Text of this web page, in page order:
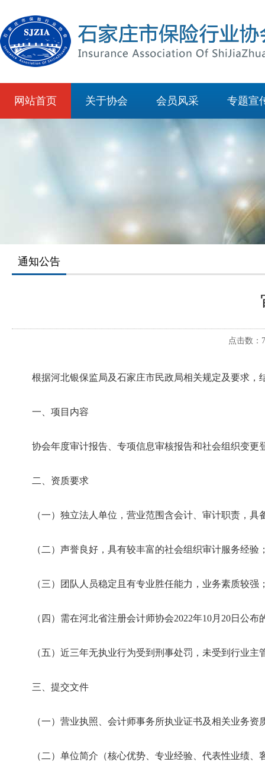
网站首页 关于协会 会员风采 专题宣
通知公告
点击数：
根据河北银保监局及石家庄市民政局相关规定及要求，
一、项目内容
协会年度审计报告、专项信息审核报告和社会组织变更
二、资质要求
（一）独立法人单位，营业范围含会计、审计职责，
（二）声誉良好，具有较丰富的社会组织审计服务经验
（三）团队人员稳定且有专业胜任能力，业务素质较强
（四）需在河北省注册会计师协会2022年10月20日公
（五）近三年无执业行为受到刑事处罚，未受到行业
三、提交文件
（一）营业执照、会计师事务所执业证书及相关业务资
（二）单位简介（核心优势、专业经验、代表性业绩、